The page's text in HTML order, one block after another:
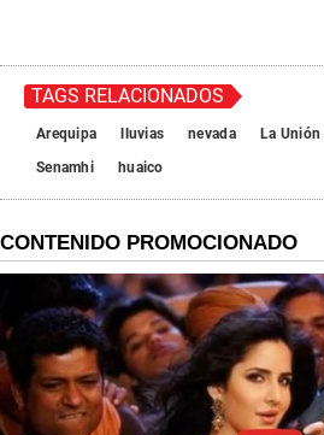
TAGS RELACIONADOS
Arequipa lluvias nevada La Unión
Senamhi
huaico